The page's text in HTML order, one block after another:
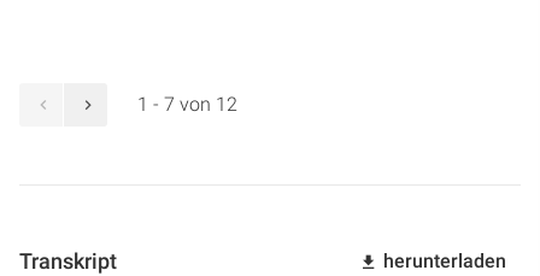
1 - 7 von 12
Transkript herunterladen